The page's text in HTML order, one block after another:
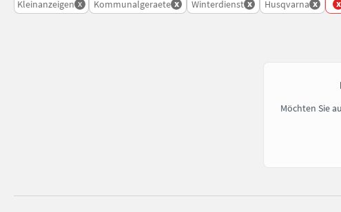
Kleinanzeigen x Kommunalgeraete x Winterdienst x Husqvarna x x
Möchten Sie